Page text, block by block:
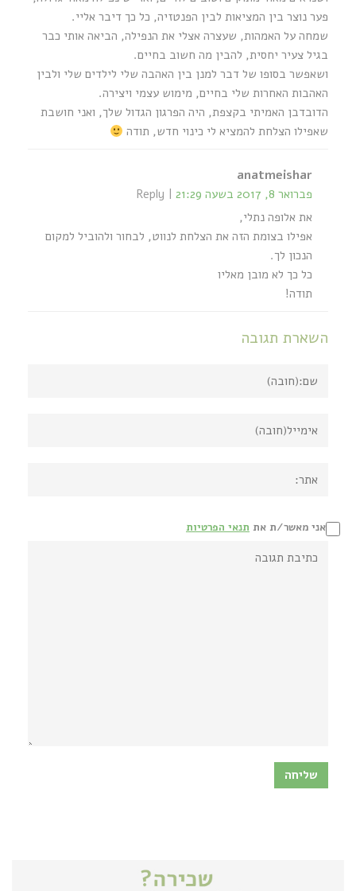
פער נוצר בין המציאות לבין הפנטזיה, כל כך דיבר אליי.
שמחה על האמהות, שעצרה אצלי את הנפילה, הביאה אותי כבר
בגיל צעיר יחסית, להבין מה חשוב בחיים.
ושאפשר בסופו של דבר למנן בין האהבה שלי לילדים שלי ולבין
האהבות האחרות שלי בחיים, מימוש עצמי ויצירה.
הדובדבן האמיתי בקצפת, היה הפרגון הגדול שלך, ואני חושבת
שאפילו הצלחת להמציא לי כינוי חדש, תודה
anatmeishar
פברואר 8, 2017 בשעה 21:29
Reply
את אלופה נתלי,
אפילו בצומת הזה את הצלחת לנווט, לבחור ולהוביל למקום
הנכון לך.
כל כך לא מובן מאליו
תודה!
השארת תגובה
אני מאשר/ת את תנאי הפרטיות